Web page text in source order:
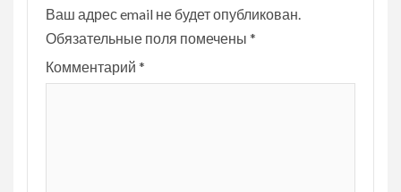
Ваш адрес email не будет опубликован.
Обязательные поля помечены *
Комментарий *